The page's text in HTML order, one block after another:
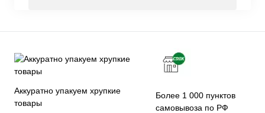
Аккуратно упакуем хрупкие
товары
Более 1 000 пунктов
самовывоза по РФ